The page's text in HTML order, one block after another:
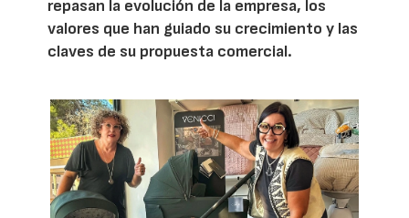
repasan la evolución de la empresa, los
valores que han guiado su crecimiento y las
claves de su propuesta comercial.